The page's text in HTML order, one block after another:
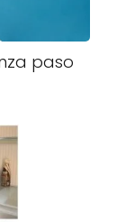
paso